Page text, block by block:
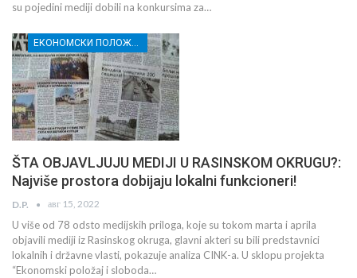
su pojedini mediji dobili na konkursima za…
ЕКОНОМСКИ ПОЛОЖАЈ И СЛОБОДА МЕДИЈА У РАСИНСКОМ ОКРУГУ
ŠTA OBJAVLJUJU MEDIJI U RASINSKOM OKRUGU?:
Najviše prostora dobijaju lokalni funkcioneri!
D.P. авг 15, 2022
U više od 78 odsto medijskih priloga, koje su tokom marta i aprila
objavili mediji iz Rasinskog okruga, glavni akteri su bili predstavnici
lokalnih i državne vlasti, pokazuje analiza CINK-a. U sklopu projekta
“Ekonomski položaj i sloboda…